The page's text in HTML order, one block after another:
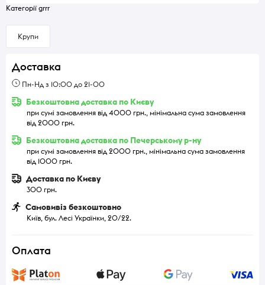
Категорії grrr
Крупи
Доставка
Пн-Нд з 10:00 до 21-00
Безкоштовна доставка по Києву
при сумі замовлення від 4000 грн., мінімальна сума замовлення
від 2000 грн.
Безкоштовна доставка по Печерському р-ну
при сумі замовлення від 2000 грн., мінімальна сума замовлення
від 1000 грн.
Доставка по Києву
300 грн.
Самовивіз безкоштовно
Київ, бул. Лесі Українки, 20/22.
Оплата